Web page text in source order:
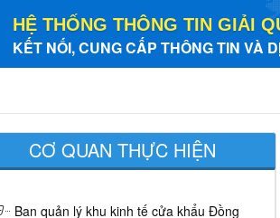
HỆ THỐNG THÔNG TIN GIẢI
KẾT NỐI, CUNG CẤP THÔNG TIN VÀ
CƠ QUAN THỰC HIỆN
Ban quản lý khu kinh tế cửa khẩu Đồng